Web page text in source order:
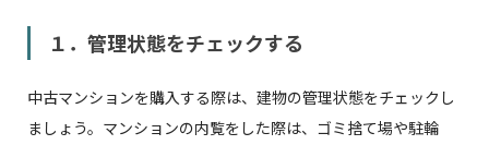
１．管理状態をチェックする
中古マンションを購入する際は、建物の管理状態をチェックし
ましょう。マンションの内覧をした際は、ゴミ捨て場や駐輪